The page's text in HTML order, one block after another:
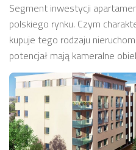
Segment inwestycji
polskiego rynku. Czym
kupuje tego rodzaju
potencjał mają kameralne